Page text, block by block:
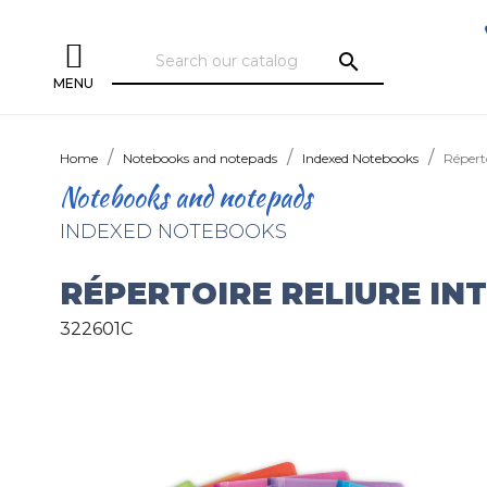
MENU
search
Home Notebooks and notepads Indexed Notebooks
Notebooks and notepads
INDEXED NOTEBOOKS
RÉPERTOIRE RELIURE
322601C